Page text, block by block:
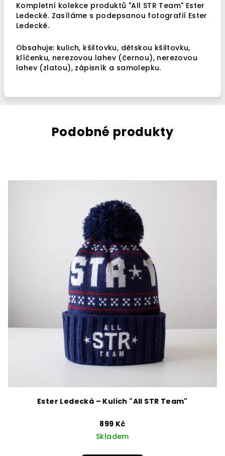
Kompletní kolekce produktů "All STR Team" Ester
Ledecké. Zasíláme s podepsanou fotografií Ester
Ledecké.
Obsahuje: kulich, kšiltovku, dětskou kšiltovku,
klíčenku, nerezovou lahev (černou), nerezovou
lahev (zlatou), zápisník a samolepku.
Podobné produkty
Ester Ledecká – Kulich "All STR Team"
899 Kč
Skladem